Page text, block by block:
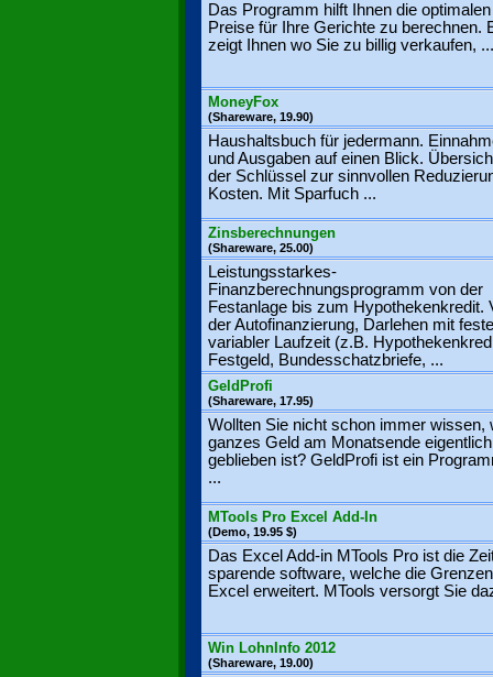
Das Programm hilft Ihnen die optimalen
Preise für Ihre Gerichte zu berechnen.
zeigt Ihnen wo Sie zu billig verkaufen, ...
MoneyFox
(Shareware, 19.90)
Haushaltsbuch für jedermann.
und Ausgaben auf einen Blick.
der Schlüssel zur sinnvollen
Kosten. Mit Sparfuch ...
Zinsberechnungen
(Shareware, 25.00)
Leistungsstarkes-
Finanzberechnungsprogramm von der
Festanlage bis zum Hypothekenkredit.
der Autofinanzierung, Darlehen mit
variabler Laufzeit (z.B.
Festgeld, Bundesschatzbriefe, ...
GeldProfi
(Shareware, 17.95)
Wollten Sie nicht schon immer wissen,
ganzes Geld am Monatsende eigentlich
geblieben ist? GeldProfi ist ein
...
MTools Pro Excel Add-In
(Demo, 19.95 $)
Das Excel Add-in MTools Pro ist die
sparende software, welche die
Excel erweitert. MTools versorgt Sie
Win LohnInfo 2012
(Shareware, 19.00)